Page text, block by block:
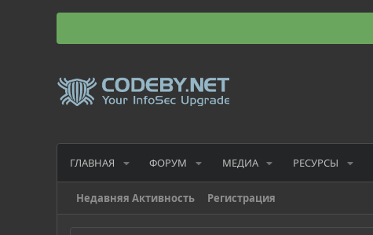
ГЛАВНАЯ ФОРУМ МЕДИА РЕСУРСЫ
Недавняя Активность Регистрация